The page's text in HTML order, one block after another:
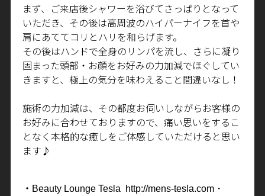
まず、ご来店後シャワーを浴びてさっぱりとなって
いただき、その後は高周波のハイパーナイフを首や
肩にあててコリとハリを和らげます。
その後はハンドで全身のリンパを流し、さらに凝り
固まった頭部・お顔をお好みの力加減でほぐしてい
きますと、極上の気分を味わえること間違いなし！
施術の力加減は、その都度お伺いしながらお客様の
お好みに合わせておりますので、痛い思いをするこ
となく本格的な癒しをご体感していただけると思い
ます♪
・ Beauty Lounge Tesla http://mens-tesla.com・